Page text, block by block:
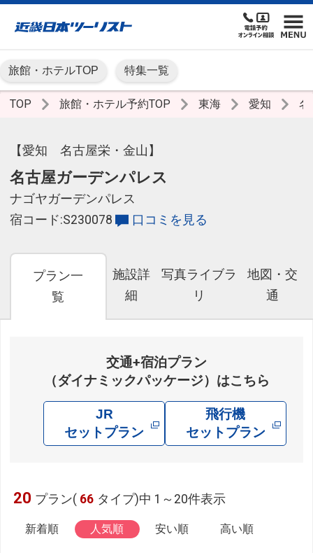
旅館・ホテルTOP 特集一覧
TOP 旅館・ホテル予約TOP 東海 愛知
【愛知 名古屋栄・金山】
名古屋ガーデンパレス
ナゴヤガーデンパレス
宿コード:S230078
口コミを見る
プラン一
覧
施設詳
細
写真ライブラ
リ
地図・交
通
交通+宿泊プラン
（ダイナミックパッケージ）はこちら
JR
セットプラン
飛行機
セットプラン
20 プラン( 66 タイプ)中 1～20件表示
新着順 人気順 安い順 高い順